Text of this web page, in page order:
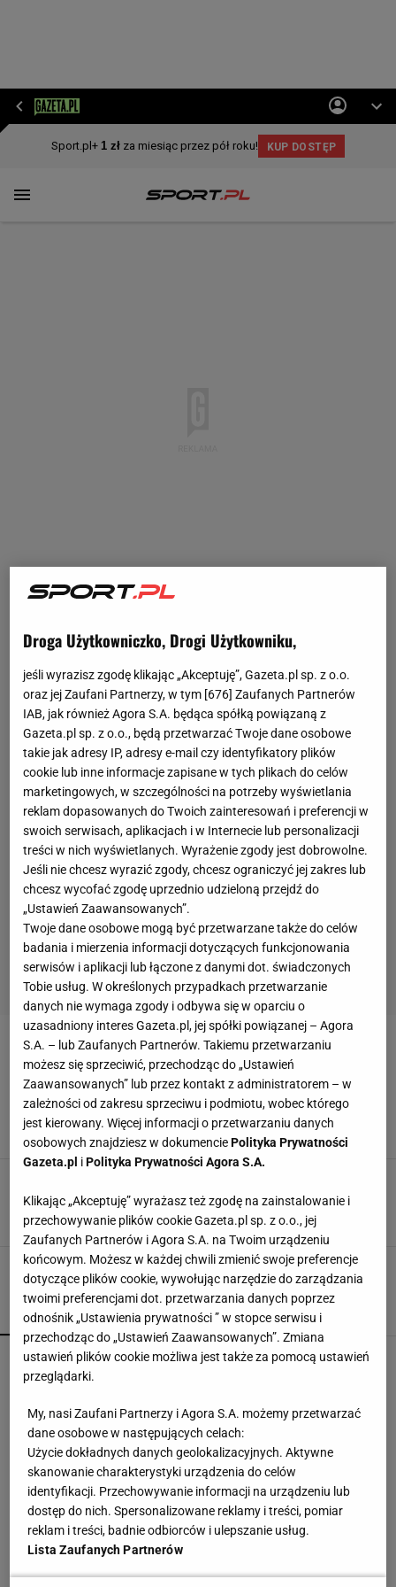
ARKADIUSZ WLAZŁY
Wielki powrót polskiej legendy! Zagrał z synem.
"Coś naprawdę wyjątkowego"
Aleksander Bernard,
syn. "Piękna historia"
Norbert Amlicki,24 LISTOPADA 2025, 09:09
POPULARNE NAJNOWSZE
Hurkacz miał już piłki meczowe. Bolesna
Pilne wieści z Toronto! Znamy godzinę meczu Iga
Świątek - Marta Kostiuk
Północna brama gazowa. Jak Polska buduje
nową architekturę energetyczną regionu
MATERIAŁ PROMOCYJNY
Droga Użytkowniczko, Drogi Użytkowniku,
jeśli wyrazisz zgodę klikając „Akceptuję”, Gazeta.pl sp. z o.o.
oraz jej Zaufani Partnerzy, w tym [676] Zaufanych Partnerów
IAB, jak również Agora S.A. będąca spółką powiązaną z
Gazeta.pl sp. z o.o., będą przetwarzać Twoje dane osobowe
takie jak adresy IP, adresy e-mail czy identyfikatory plików
cookie lub inne informacje zapisane w tych plikach do celów
marketingowych, w szczególności na potrzeby wyświetlania
reklam dopasowanych do Twoich zainteresowań i preferencji w
swoich serwisach, aplikacjach i w Internecie lub personalizacji
treści w nich wyświetlanych. Wyrażenie zgody jest dobrowolne.
Jeśli nie chcesz wyrazić zgody, chcesz ograniczyć jej zakres lub
chcesz wycofać zgodę uprzednio udzieloną przejdź do
„Ustawień Zaawansowanych”.
Twoje dane osobowe mogą być przetwarzane także do celów
badania i mierzenia informacji dotyczących funkcjonowania
serwisów i aplikacji lub łączone z danymi dot. świadczonych
Tobie usług. W określonych przypadkach przetwarzanie
danych nie wymaga zgody i odbywa się w oparciu o
uzasadniony interes Gazeta.pl, jej spółki powiązanej – Agora
S.A. – lub Zaufanych Partnerów. Takiemu przetwarzaniu
możesz się sprzeciwić, przechodząc do „Ustawień
Zaawansowanych” lub przez kontakt z administratorem – w
zależności od zakresu sprzeciwu i podmiotu, wobec którego
jest kierowany. Więcej informacji o przetwarzaniu danych
osobowych znajdziesz w dokumenciePolityka Prywatności
Gazeta.pl iPolityka Prywatności Agora S.A.
Klikając „Akceptuję” wyrażasz też zgodę na zainstalowanie i
przechowywanie plików cookie Gazeta.pl sp. z o.o., jej
Zaufanych Partnerów i Agora S.A. na Twoim urządzeniu
końcowym. Możesz w każdej chwili zmienić swoje preferencje
dotyczące plików cookie, wywołując narzędzie do zarządzania
twoimi preferencjami dot. przetwarzania danych poprzez
odnośnik „Ustawienia prywatności ” w stopce serwisu i
przechodząc do „Ustawień Zaawansowanych”. Zmiana
ustawień plików cookie możliwa jest także za pomocą ustawień
przeglądarki.
My, nasi Zaufani Partnerzy i Agora S.A. możemy przetwarzać
dane osobowe w następujących celach:
Użycie dokładnych danych geolokalizacyjnych. Aktywne
skanowanie charakterystyki urządzenia do celów
identyfikacji. Przechowywanie informacji na urządzeniu lub
dostęp do nich. Spersonalizowane reklamy i treści, pomiar
reklam i treści, badnie odbiorców i ulepszanie usług.
Lista Zaufanych Partnerów